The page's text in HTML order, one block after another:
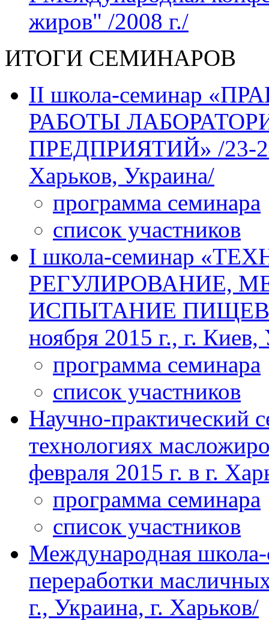
жиров" /2008 г./
ИТОГИ СЕМИНАРОВ
II школа-семинар
РАБОТЫ
ПРЕДПРИЯТИЙ» /23-24
Харьков, Украина/
программа семинара
список участников
І школа-семинар
РЕГУЛИРОВАНИЕ,
ИСПЫТАНИЕ
ноября 2015 г., г. Киев,
программа семинара
список участников
Научно-практический
технологиях
февраля 2015 г. в г.
программа семинара
список участников
Международная
переработки
г., Украина, г. Харьков/